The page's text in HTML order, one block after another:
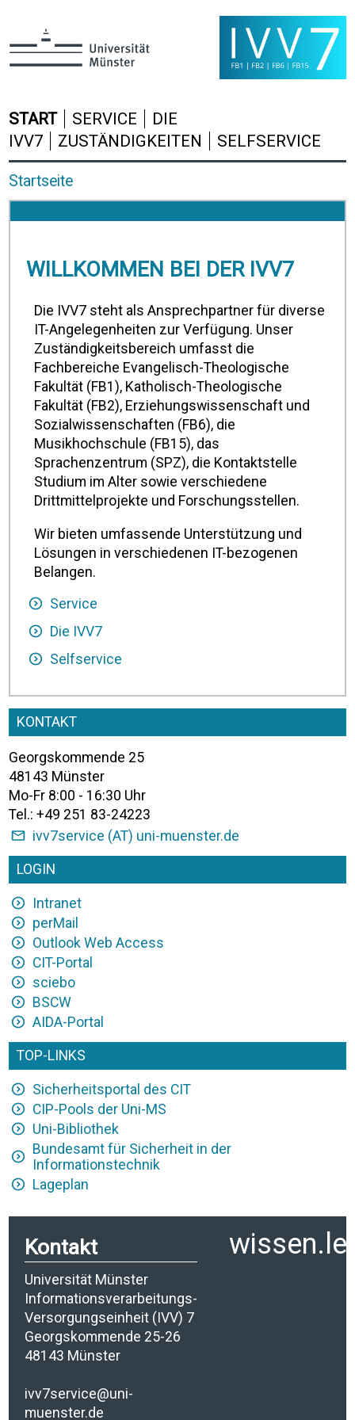
START SERVICE
DIE
IVV7
ZUSTÄNDIGKEITEN SELFSERVICE
Startseite
WILLKOMMEN BEI DER IVV7
Die IVV7 steht als Ansprechpartner für diverse
IT-Angelegenheiten zur Verfügung. Unser
Zuständigkeitsbereich umfasst die
Fachbereiche Evangelisch-Theologische
Fakultät (FB1), Katholisch-Theologische
Fakultät (FB2), Erziehungswissenschaft und
Sozialwissenschaften (FB6), die
Musikhochschule (FB15), das
Sprachenzentrum (SPZ), die Kontaktstelle
Studium im Alter sowie verschiedene
Drittmittelprojekte und Forschungsstellen.
Wir bieten umfassende Unterstützung und
Lösungen in verschiedenen IT-bezogenen
Belangen.
Service
Die IVV7
Selfservice
KONTAKT
Georgskommende 25
48143 Münster
Mo-Fr 8:00 - 16:30 Uhr
Tel.: +49 251 83-24223
ivv7service (AT) uni-muenster.de
LOGIN
Intranet
perMail
Outlook Web Access
CIT-Portal
sciebo
BSCW
AIDA-Portal
TOP-LINKS
Sicherheitsportal des CIT
CIP-Pools der Uni-MS
Uni-Bibliothek
Bundesamt für Sicherheit in der
Informationstechnik
Lageplan
Kontakt
Universität Münster
Informationsverarbeitungs-
Versorgungseinheit (IVV) 7
Georgskommende 25-26
48143 Münster
ivv7service@uni-
muenster.de